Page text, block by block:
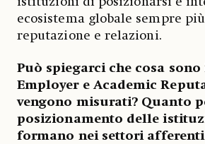
ecosistema globale sempre
reputazione e relazioni.
Può spiegarci che cosa
Employer e Academic
vengono misurati? Quanto
posizionamento delle
formano nei settori